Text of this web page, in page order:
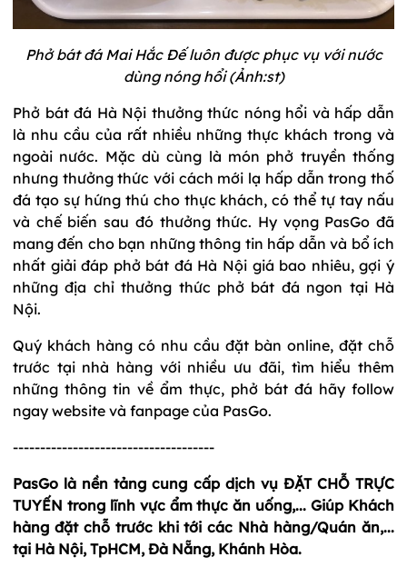
Phở bát đá Mai Hắc Đế luôn được phục vụ với nước
dùng nóng hổi (Ảnh:st)
Phở bát đá Hà Nội thưởng thức nóng hổi và hấp dẫn
là nhu cầu của rất nhiều những thực khách trong và
ngoài nước. Mặc dù cùng là món phở truyền thống
nhưng thưởng thức với cách mới lạ hấp dẫn trong thố
đá tạo sự hứng thú cho thực khách, có thể tự tay nấu
và chế biến sau đó thưởng thức. Hy vọng PasGo đã
mang đến cho bạn những thông tin hấp dẫn và bổ ích
nhất giải đáp phở bát đá Hà Nội giá bao nhiêu, gợi ý
những địa chỉ thưởng thức phở bát đá ngon tại Hà
Nội.
Quý khách hàng có nhu cầu đặt bàn online, đặt chỗ
trước tại nhà hàng với nhiều ưu đãi, tìm hiểu thêm
những thông tin về ẩm thực, phở bát đá hãy follow
ngay website và fanpage của PasGo.
-------------------------------------
PasGo là nền tảng cung cấp dịch vụ ĐẶT CHỖ TRỰC
TUYẾN trong lĩnh vực ẩm thực ăn uống,... Giúp Khách
hàng đặt chỗ trước khi tới các Nhà hàng/Quán ăn,...
tại Hà Nội, TpHCM, Đà Nẵng, Khánh Hòa.